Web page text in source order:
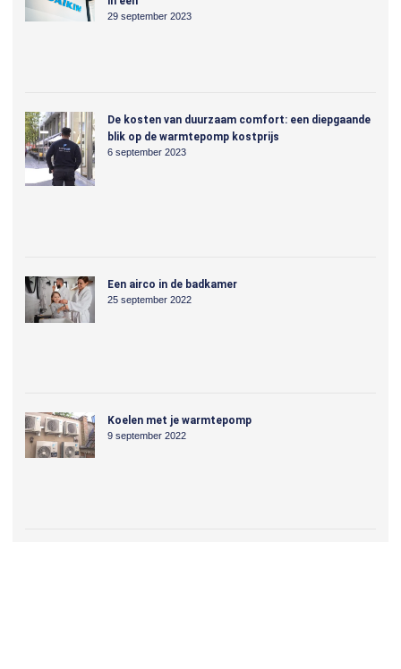
29 september 2023
De kosten van duurzaam comfort: een diepgaande
blik op de warmtepomp kostprijs
6 september 2023
Een airco in de badkamer
25 september 2022
Koelen met je warmtepomp
9 september 2022